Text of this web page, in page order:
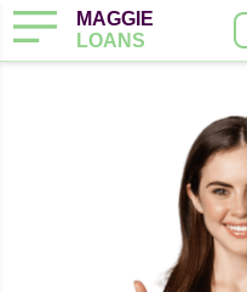
MAGGIE
LOANS